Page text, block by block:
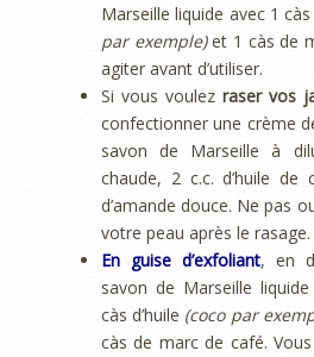
Marseille liquide avec 1 càs
par exemple)et 1 càs de
agiter avant d’utiliser.
Si vous voulez raser vos
confectionner une crème
savon de Marseille à
chaude, 2 c.c. d’huile de
d’amande douce. Ne pas
votre peau après le rasage.
En guise d’exfoliant, en
savon de Marseille
càs d’huile (coco par
càs de marc de café.